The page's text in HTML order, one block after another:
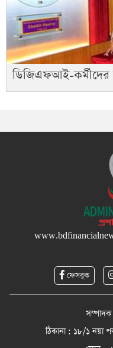
ডিজিএফআই-কর্মীদের
ফেসবুক
ঠিকানা : ১৮/১ নয়া